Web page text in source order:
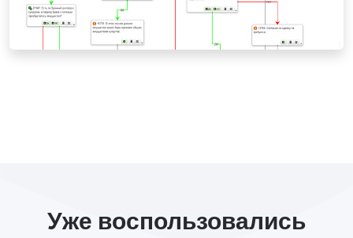
Уже воспользовались